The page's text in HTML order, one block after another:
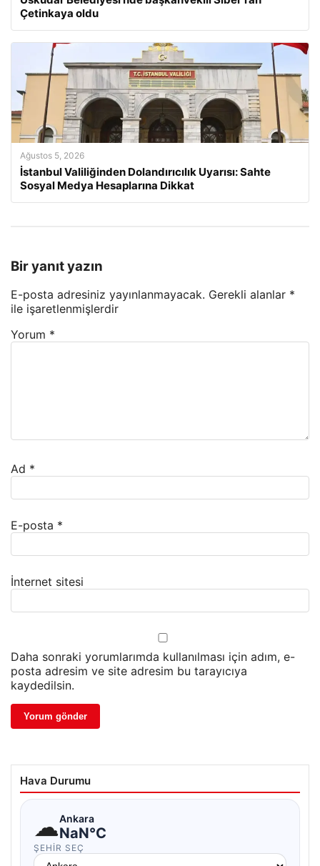
Çetinkaya oldu
Ağustos 5, 2026
İstanbul Valiliğinden Dolandırıcılık Uyarısı: Sahte
Sosyal Medya Hesaplarına Dikkat
Bir yanıt yazın
E-posta adresiniz yayınlanmayacak. Gerekli alanlar *
ile işaretlenmişlerdir
Yorum *
Ad *
E-posta *
İnternet sitesi
Daha sonraki yorumlarımda kullanılması için adım, e-
posta adresim ve site adresim bu tarayıcıya
kaydedilsin.
Hava Durumu
☁Ankara
NaN°C
ŞEHIR SEÇ